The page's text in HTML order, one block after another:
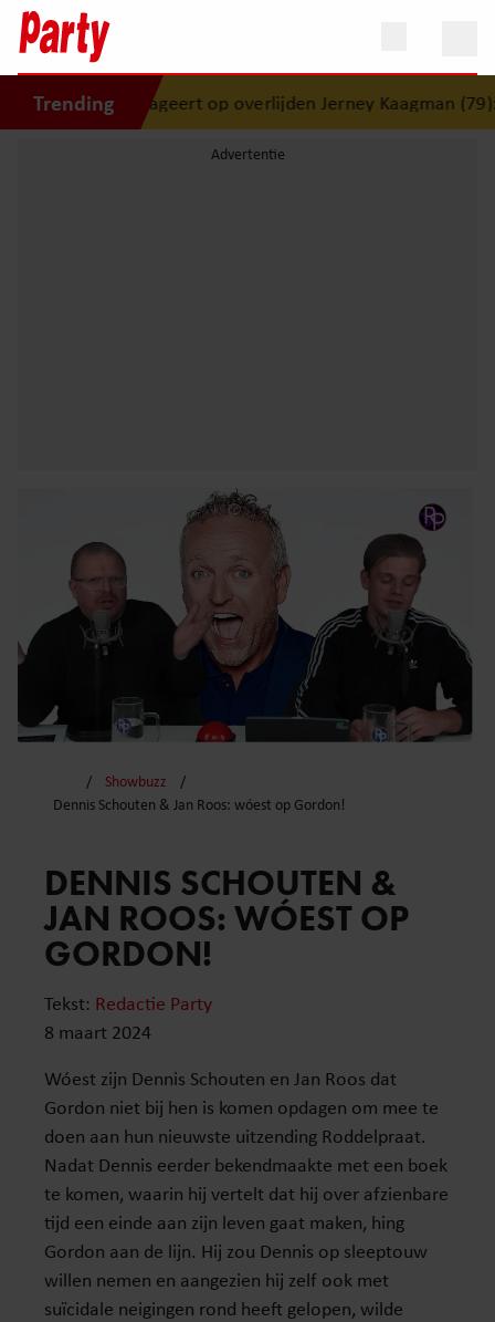
Trendingop overlijden Jerney Kaagman (79): ‘Dat
Showbuzz
Dennis Schouten & Jan Roos: wóest op Gordon!
DENNIS SCHOUTEN &
JAN ROOS: WÓEST OP
GORDON!
Tekst: Redactie Party
8 maart 2024
Wóest zijn Dennis Schouten en Jan Roos dat
Gordon niet bij hen is komen opdagen om mee te
doen aan hun nieuwste uitzending Roddelpraat.
Nadat Dennis eerder bekendmaakte met een boek
te komen, waarin hij vertelt dat hij over afzienbare
tijd een einde aan zijn leven gaat maken, hing
Gordon aan de lijn. Hij zou Dennis op sleeptouw
willen nemen en aangezien hij zelf ook met
suïcidale neigingen rond heeft gelopen, wilde